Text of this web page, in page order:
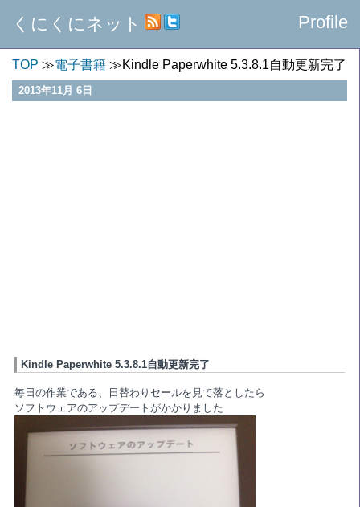
くにくにネット Profile
TOP 電子書籍 Kindle Paperwhite 5.3.8.1自動更新完了
2013年11月 6日
Kindle Paperwhite 5.3.8.1自動更新完了
毎日の作業である、日替わりセールを見て落としたら
ソフトウェアのアップデートがかかりました